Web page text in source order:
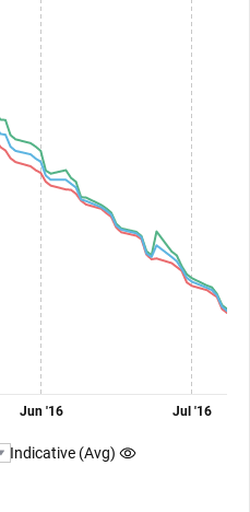
Jun '16 Jul '16
Indicative (Avg)